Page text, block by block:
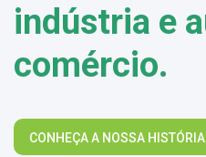
indústria e
comércio.
CONHEÇA A NOSSA HISTÓRIA